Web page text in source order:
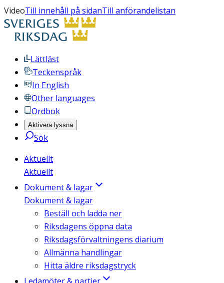
VideoTill innehåll på sidanTill anförandelistan
Lättläst
Teckenspråk
In English
Other languages
Ordbok
Aktivera lyssna
Sök
Aktuellt
Aktuellt
Dokument & lagar
Dokument & lagar
Beställ och ladda ner
Riksdagens öppna data
Riksdagsförvaltningens diarium
Allmänna handlingar
Hitta äldre riksdagstryck